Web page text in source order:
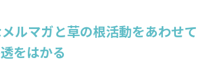
ルマガと草の根活動をあわせて
をはかる